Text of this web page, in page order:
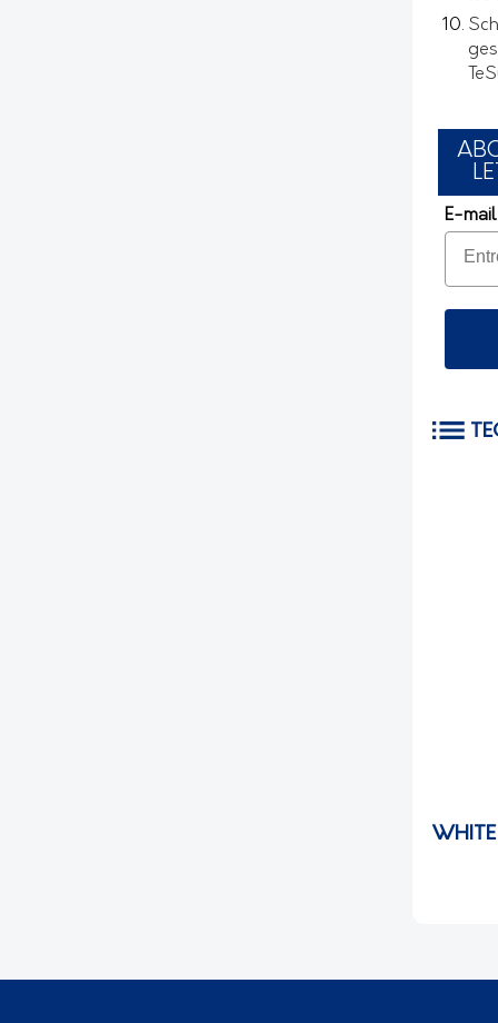
E-mail
WHITE